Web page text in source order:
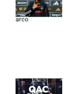
dar pelea por el
arco